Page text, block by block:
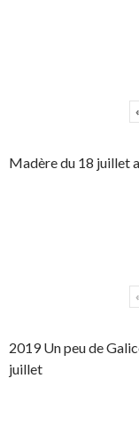
Madère du 18 juillet
2019 Un peu de
juillet